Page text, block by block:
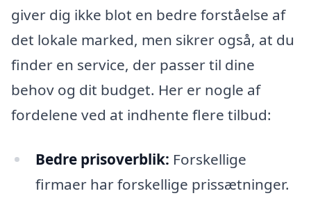
giver dig ikke blot en bedre forståelse af
det lokale marked, men sikrer også, at du
finder en service, der passer til dine
behov og dit budget. Her er nogle af
fordelene ved at indhente flere tilbud:
Bedre prisoverblik: Forskellige
firmaer har forskellige prissætninger.